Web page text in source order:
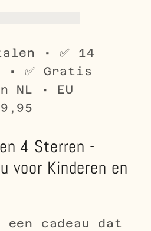
• ✅ 14
• ✅ Gratis
NL • EU
4 Sterren -
voor Kinderen en
een cadeau dat